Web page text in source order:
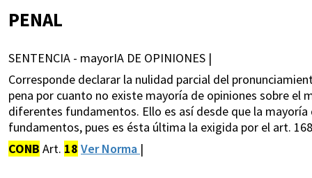
PENAL
SENTENCIA - mayorIA DE OPINIONES |
Corresponde declarar la nulidad parcial del
pena por cuanto no existe mayoría de opiniones sobre el
diferentes fundamentos. Ello es así desde que la
fundamentos, pues es ésta última la exigida por el art.
CONB Art. 18 Ver Norma |